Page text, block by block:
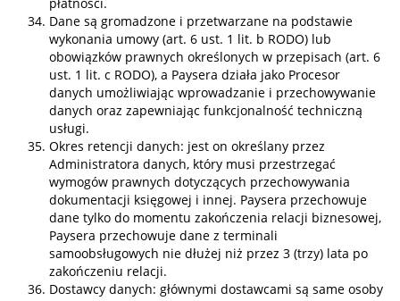
Dane są gromadzone i przetwarzane na podstawie
wykonania umowy (art. 6 ust. 1 lit. b RODO) lub
obowiązków prawnych określonych w przepisach (art. 6
ust. 1 lit. c RODO), a Paysera działa jako Procesor
danych umożliwiając wprowadzanie i przechowywanie
danych oraz zapewniając funkcjonalność techniczną
usługi.
Okres retencji danych: jest on określany przez
Administratora danych, który musi przestrzegać
wymogów prawnych dotyczących przechowywania
dokumentacji księgowej i innej. Paysera przechowuje
dane tylko do momentu zakończenia relacji biznesowej,
Paysera przechowuje dane z terminali
samoobsługowych nie dłużej niż przez 3 (trzy) lata po
zakończeniu relacji.
Dostawcy danych: głównymi dostawcami są same osoby